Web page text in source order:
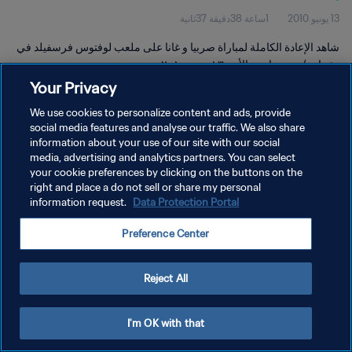
13 يونيو 2010 1ساعة 38دقيقة 37ثانية
شاهد الإعادة الكاملة لمباراة صربيا و غانا على ملعب لوفتوس فرسفيلد في
تشواني/بريتوريا يوم الأحد ١٣ يونيو ٢٠١٠.
سياسة الخصوصية
إدارة تفضيلات ملفات تعريف الارتباط
Your Privacy
We use cookies to personalize content and ads, provide
social media features and analyse our traffic. We also share
information about your use of our site with our social
media, advertising and analytics partners. You can select
your cookie preferences by clicking on the buttons on the
right and place a do not sell or share my personal
information request. Data Protection Portal
Preference Center
Reject All
I'm OK with that